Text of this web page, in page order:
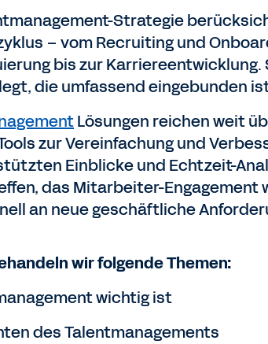
Strategie
– vom Recruiting und
bis zur
die umfassend eingebunden
Lösungen reichen weit
zur Vereinfachung und
Einblicke und Echtzeit-
das Mitarbeiter-
an neue geschäftliche
wir folgende Themen:
wichtig ist
des Talentmanagements